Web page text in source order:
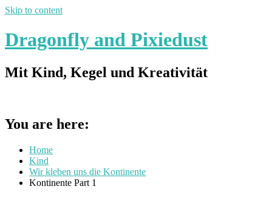
Skip to content
Dragonfly and Pixiedust
Mit Kind, Kegel und Kreativität
You are here:
Home
Kind
Wir kleben uns die Kontinente
Kontinente Part 1